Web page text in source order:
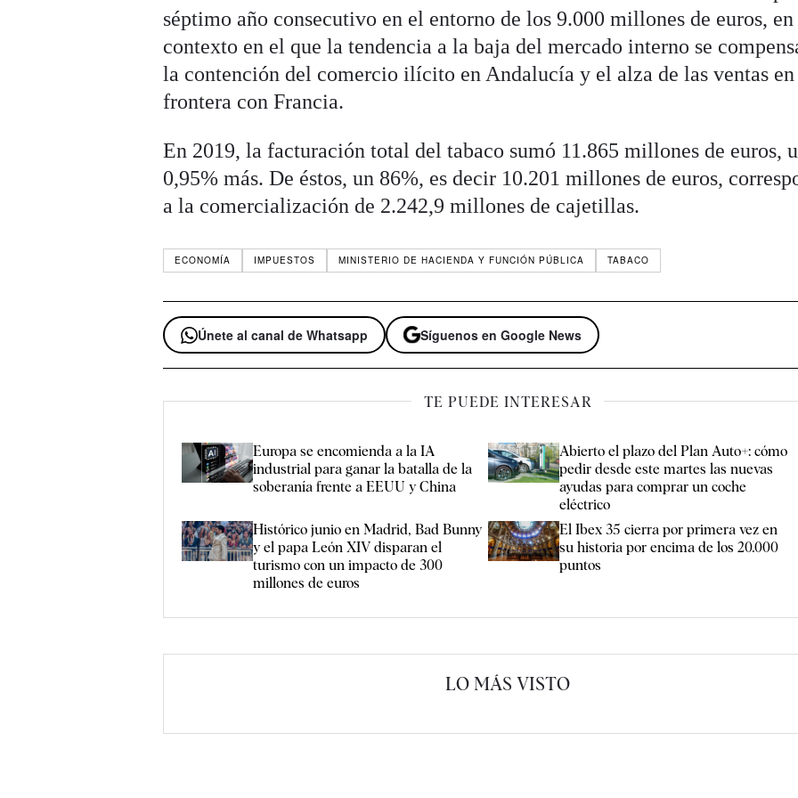
séptimo año consecutivo en el entorno de los 9.000 millones de euros, en
contexto en el que la tendencia a la baja del mercado interno se
la contención del comercio ilícito en Andalucía y el alza de las ventas
frontera con Francia.
En 2019, la facturación total del tabaco sumó 11.865 millones de euros,
0,95% más. De éstos, un 86%, es decir 10.201 millones de euros,
a la comercialización de 2.242,9 millones de cajetillas.
ECONOMÍA IMPUESTOS MINISTERIO DE HACIENDA Y FUNCIÓN PÚBLICA TABACO
Únete al canal de Whatsapp Síguenos en Google News
TE PUEDE INTERESAR
Europa se encomienda a la IA
industrial para ganar la batalla de la
soberanía frente a EEUU y China
Abierto el plazo del Plan Auto+: cómo
pedir desde este martes las nuevas
ayudas para comprar un coche
eléctrico
Histórico junio en Madrid, Bad Bunny
y el papa León XIV disparan el
turismo con un impacto de 300
millones de euros
El Ibex 35 cierra por primera vez en
su historia por encima de los 20.000
puntos
LO MÁS VISTO